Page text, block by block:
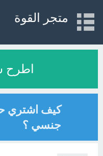
متجر القوة
اطرح
كيف اشتري
جنسي ؟